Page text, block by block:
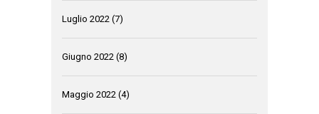
Luglio 2022 (7)
Giugno 2022 (8)
Maggio 2022 (4)